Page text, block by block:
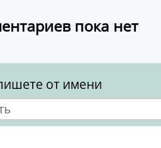
пока нет
от имени